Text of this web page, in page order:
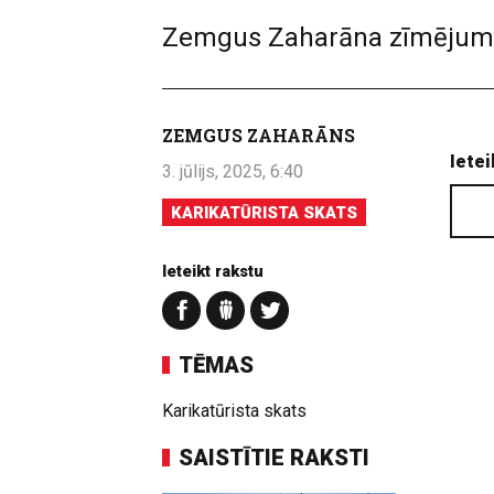
Zemgus Zaharāna
ZEMGUS ZAHARĀNS
3. jūlijs, 2025, 6:40
KARIKATŪRISTA SKATS
Ieteikt rakstu
TĒMAS
Karikatūrista skats
SAISTĪTIE RAKSTI